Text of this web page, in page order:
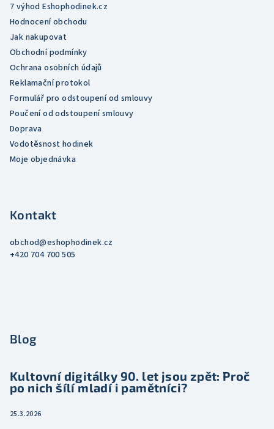
7 výhod Eshophodinek.cz
Hodnocení obchodu
Jak nakupovat
Obchodní podmínky
Ochrana osobních údajů
Reklamační protokol
Formulář pro odstoupení od smlouvy
Poučení od odstoupení smlouvy
Doprava
Vodotěsnost hodinek
Moje objednávka
Kontakt
obchod@eshophodinek.cz
+420 704 700 505
Blog
Kultovní digitálky 90. let jsou zpět: Proč
po nich šílí mladí i pamětníci?
25.3.2026